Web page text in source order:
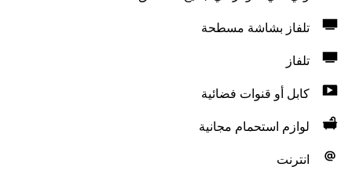
تلفاز بشاشة مسطحة
تلفاز
كابل أو قنوات فضائية
لوازم استحمام مجانية
انترنت